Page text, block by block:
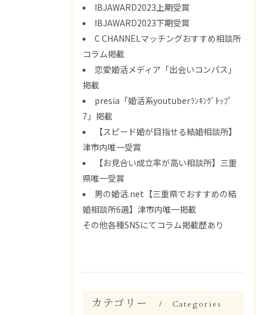
IBJAWARD2023上期受賞
IBJAWARD2023下期受賞
C CHANNELマッチングおすすめ相談所
コラム掲載
恋愛婚活メディア「出会いコンパス」
掲載
presia「婚活系youtuberﾗﾝｷﾝｸﾞﾄｯﾌﾟ
7」掲載
【スピード婚が目指せる結婚相談所】
津市内唯一受賞
【お見合い成立率が高い相談所】三重
県唯一受賞
男の婚活.net【三重県でおすすめの結
婚相談所6選】津市内唯一掲載
その他各種SNSにてコラム掲載歴あり
カテゴリー Categories